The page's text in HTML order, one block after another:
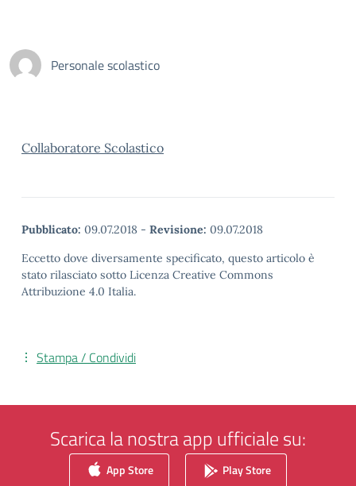
Personale scolastico
Collaboratore Scolastico
Pubblicato: 09.07.2018 - Revisione: 09.07.2018
Eccetto dove diversamente specificato, questo articolo è
stato rilasciato sotto Licenza Creative Commons
Attribuzione 4.0 Italia.
Stampa / Condividi
Scarica la nostra app ufficiale su:
App Store Play Store